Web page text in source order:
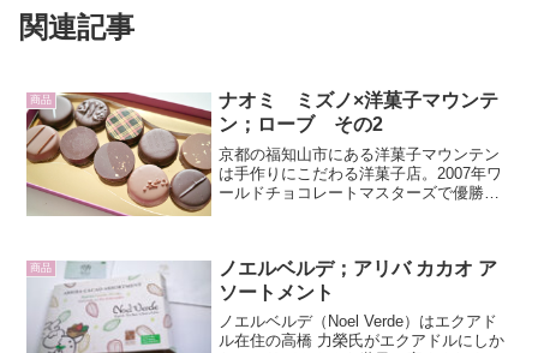
関連記事
商品
ナオミ ミズノ×洋菓子マウンテ
ン；ローブ その2
京都の福知山市にある洋菓子マウンテン
は手作りにこだわる洋菓子店。2007年ワ
ールドチョコレートマスターズで優勝し
性的な表情をした10...
商品
ノエルベルデ；アリバ カカオ ア
ソートメント
ノエルベルデ（Noel Verde）はエクアド
ル在住の高橋 力榮氏がエクアドルにしか